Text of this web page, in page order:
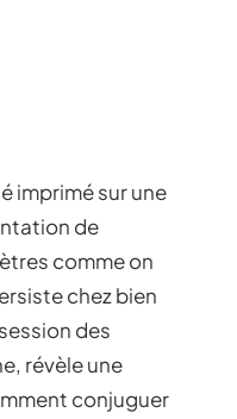
imprimé sur une
de
comme on
chez bien
des
révèle une
conjuguer